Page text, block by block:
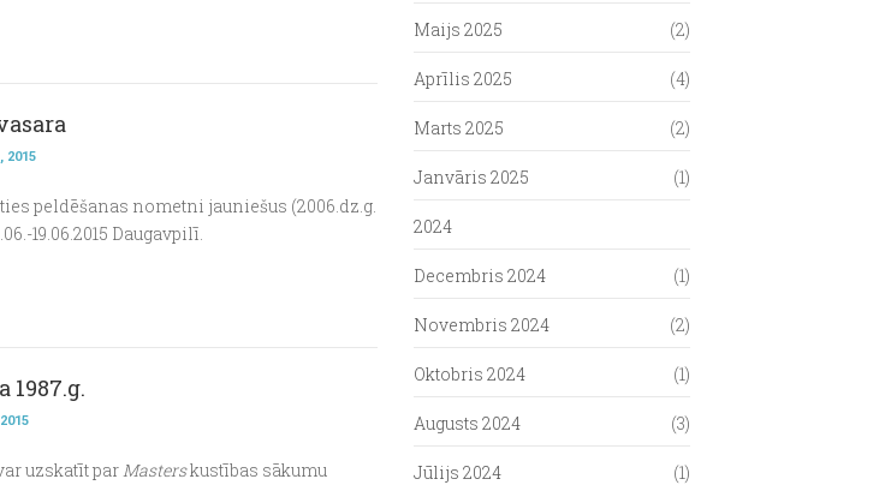
2015
peldēšanas nometni jauniešus (2006.dz.g.
.06.-19.06.2015 Daugavpilī.
1987.g.
uzskatīt parMasterskustības sākumu
Maijs 2025 (2)
Aprīlis 2025 (4)
Marts 2025 (2)
Janvāris 2025 (1)
2024
Decembris 2024 (1)
Novembris 2024 (2)
Oktobris 2024 (1)
Augusts 2024 (3)
Jūlijs 2024 (1)